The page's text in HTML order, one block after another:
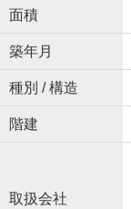
面積
築年月
種別 / 構造
階建
取扱会社